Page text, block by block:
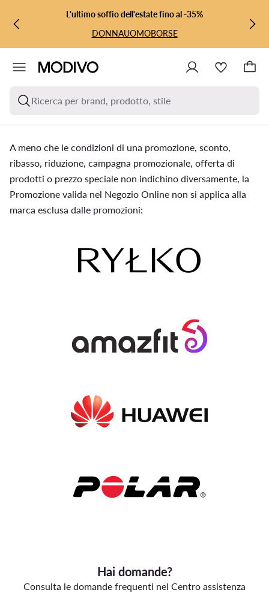
VAI AL CONTENUTO PRINCIPALE
VAI ALLA RICERCA
L'ultimo soffio dell'estate fino al -35%
DONNAUOMOBORSE
Ricerca per brand, prodotto, stile
A meno che le condizioni di una promozione, sconto,
ribasso, riduzione, campagna promozionale, offerta di
prodotti o prezzo speciale non indichino diversamente, la
Promozione valida nel Negozio Online non si applica alla
marca esclusa dalle promozioni:
Hai domande?
Consulta le domande frequenti nel Centro assistenza